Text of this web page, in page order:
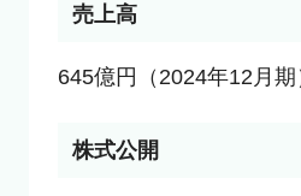
売上高
645億円（2024年12月
株式公開